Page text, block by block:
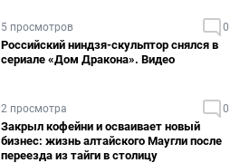
5 просмотров 0
Российский ниндзя-скульптор снялся в
сериале «Дом Дракона». Видео
2 просмотра 0
Закрыл кофейни и осваивает новый
бизнес: жизнь алтайского Маугли после
переезда из тайги в столицу